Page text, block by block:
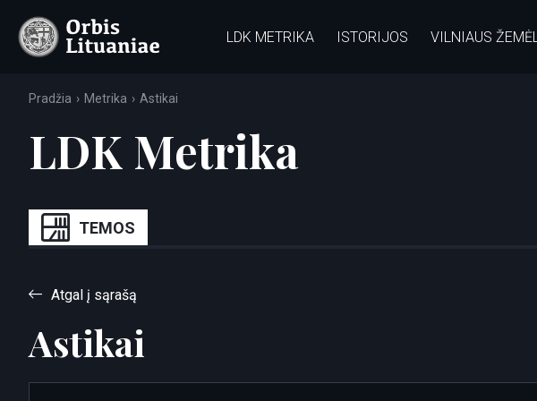
LDK METRIKA ISTORIJOS VILNIAUS
Pradžia Metrika Astikai
LDK Metrika
TEMOS
Atgal į sąrašą
Astikai